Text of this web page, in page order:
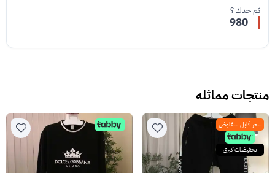
كم حدك ؟
980
منتجات مماثله
سعر قابل للتفاوض
تخفيضات كبرى